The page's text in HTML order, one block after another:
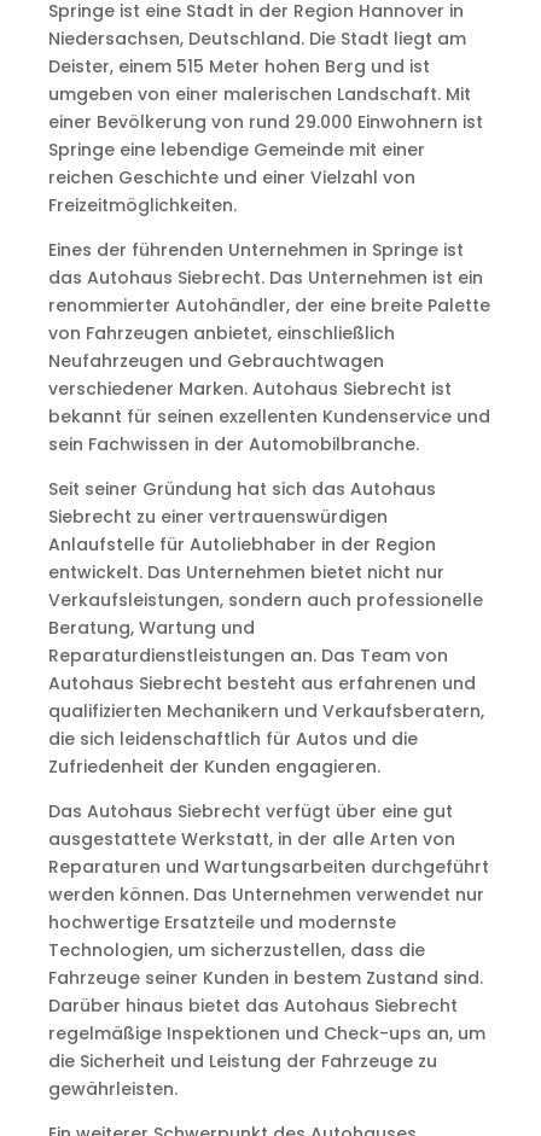
Springe ist eine Stadt in der Region Hannover in
Niedersachsen, Deutschland. Die Stadt liegt am
Deister, einem 515 Meter hohen Berg und ist
umgeben von einer malerischen Landschaft. Mit
einer Bevölkerung von rund 29.000 Einwohnern ist
Springe eine lebendige Gemeinde mit einer
reichen Geschichte und einer Vielzahl von
Freizeitmöglichkeiten.
Eines der führenden Unternehmen in Springe ist
das Autohaus Siebrecht. Das Unternehmen ist ein
renommierter Autohändler, der eine breite Palette
von Fahrzeugen anbietet, einschließlich
Neufahrzeugen und Gebrauchtwagen
verschiedener Marken. Autohaus Siebrecht ist
bekannt für seinen exzellenten Kundenservice und
sein Fachwissen in der Automobilbranche.
Seit seiner Gründung hat sich das Autohaus
Siebrecht zu einer vertrauenswürdigen
Anlaufstelle für Autoliebhaber in der Region
entwickelt. Das Unternehmen bietet nicht nur
Verkaufsleistungen, sondern auch professionelle
Beratung, Wartung und
Reparaturdienstleistungen an. Das Team von
Autohaus Siebrecht besteht aus erfahrenen und
qualifizierten Mechanikern und Verkaufsberatern,
die sich leidenschaftlich für Autos und die
Zufriedenheit der Kunden engagieren.
Das Autohaus Siebrecht verfügt über eine gut
ausgestattete Werkstatt, in der alle Arten von
Reparaturen und Wartungsarbeiten durchgeführt
werden können. Das Unternehmen verwendet nur
hochwertige Ersatzteile und modernste
Technologien, um sicherzustellen, dass die
Fahrzeuge seiner Kunden in bestem Zustand sind.
Darüber hinaus bietet das Autohaus Siebrecht
regelmäßige Inspektionen und Check-ups an, um
die Sicherheit und Leistung der Fahrzeuge zu
gewährleisten.